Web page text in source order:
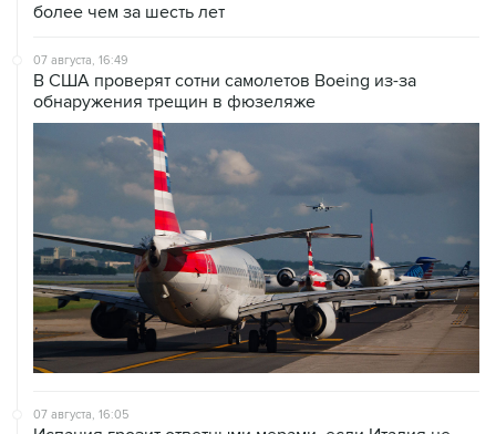
более чем за шесть лет
07 августа, 16:49
В США проверят сотни самолетов Boeing из-за
обнаружения трещин в фюзеляже
07 августа, 16:05